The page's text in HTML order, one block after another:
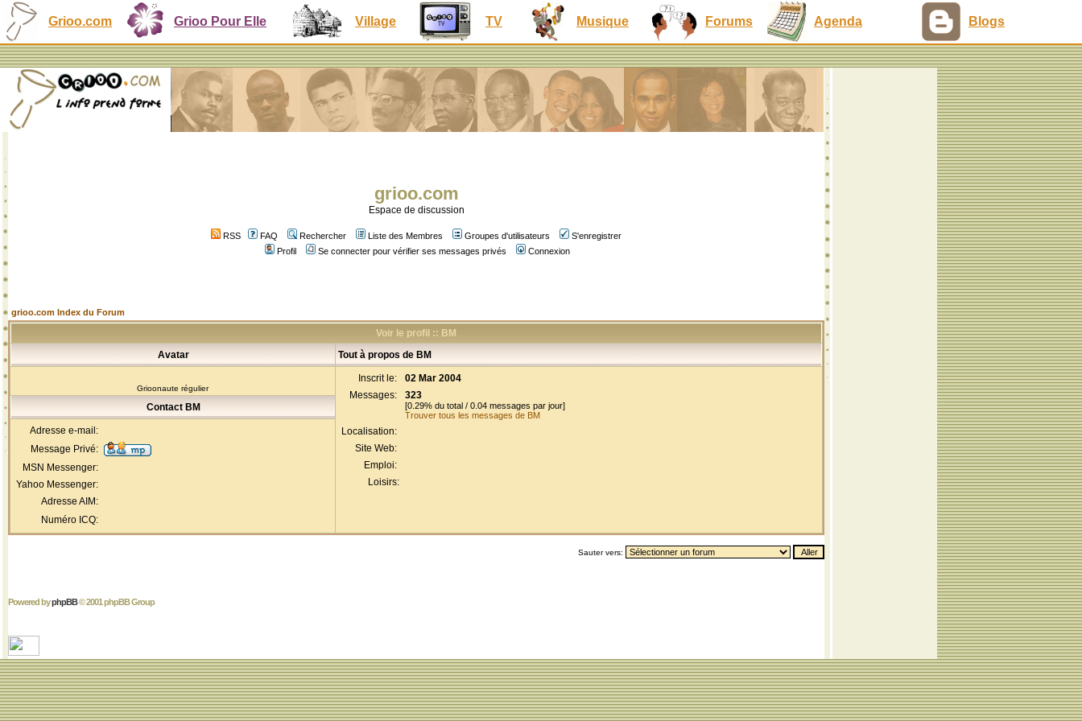
Grioo.com Grioo Pour Elle Village TV Musique Forums Agenda Blogs
grioo.com
Espace de discussion
RSS FAQ Rechercher Liste des Membres Groupes d'utilisateurs
S'enregistrer
Profil
Se connecter pour vérifier ses messages privés Connexion
grioo.com Index du Forum
Voir le profil :: BM
Avatar
Tout à propos de BM
Grioonaute régulier
Inscrit le:
02 Mar 2004
Messages:
323
[0.29% du total / 0.04 messages par jour]
Trouver tous les messages de BM
Localisation:
Site Web:
Emploi:
Loisirs:
Contact BM
Adresse e-mail:
Message Privé:
MSN Messenger:
Yahoo Messenger:
Adresse AIM:
Numéro ICQ:
Sauter vers:
Powered byphpBB© 2001 phpBB Group